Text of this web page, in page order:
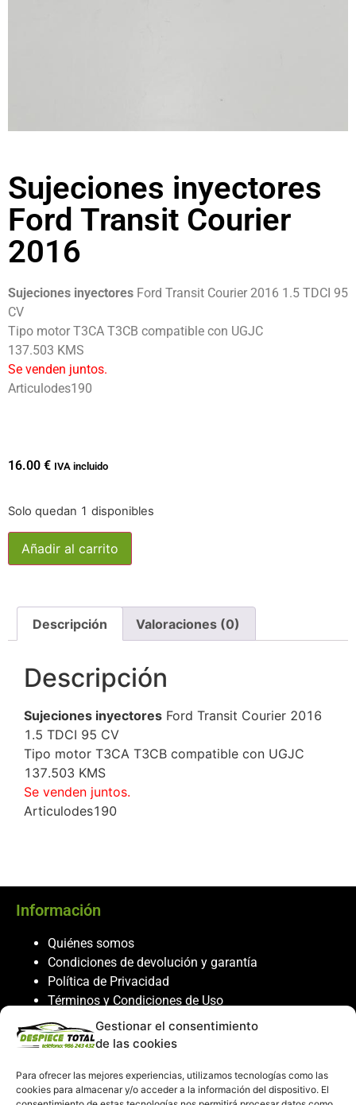
Gestionar el consentimiento
de las cookies
Para ofrecer las mejores experiencias, utilizamos tecnologías como las
cookies para almacenar y/o acceder a la información del dispositivo. El
Sujeciones inyectores
Ford Transit Courier
2016
Sujeciones inyectores Ford Transit Courier 2016 1.5 TDCI 95
CV
Tipo motor T3CA T3CB compatible con UGJC
137.503 KMS
Se venden juntos.
Articulodes190
16.00 € IVA incluido
Solo quedan 1 disponibles
Añadir al carrito
Descripción Valoraciones (0)
Descripción
Sujeciones inyectores Ford Transit Courier 2016
1.5 TDCI 95 CV
Tipo motor T3CA T3CB compatible con UGJC
137.503 KMS
Se venden juntos.
Articulodes190
Información
Quiénes somos
Condiciones de devolución y garantía
Política de Privacidad
Términos y Condiciones de Uso
Política de Cookies
Servicio al cliente
Contacto